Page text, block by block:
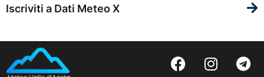
Iscriviti a Dati Meteo X